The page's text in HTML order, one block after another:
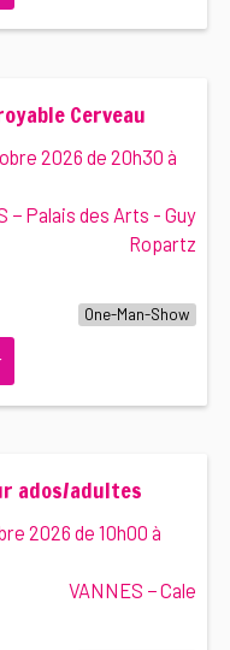
Cerveau
2026 de 20h30 à
− Palais des Arts - Guy
Ropartz
One-Man-Show
ados/adultes
2026 de 10h00 à
VANNES − Cale